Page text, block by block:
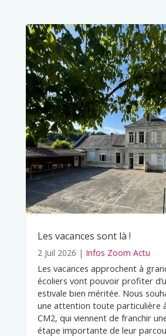
Les vacances sont là !
2 Juil 2026 | Infos Zoom Actu
Les vacances approchent à
écoliers vont pouvoir profiter
estivale bien méritée. Nous
une attention toute particulière
CM2, qui viennent de franchir
étape importante de leur